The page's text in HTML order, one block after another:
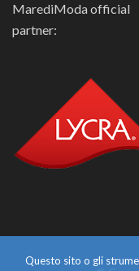
MarediModa official
partner:
Questo sito o gli